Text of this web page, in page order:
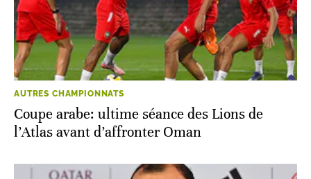
AUTRES CHAMPIONNATS
Coupe arabe: ultime séance des Lions de
l’Atlas avant d’affronter Oman